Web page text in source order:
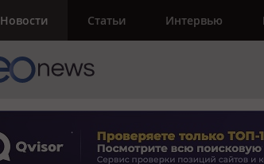
Новости Статьи Интервью